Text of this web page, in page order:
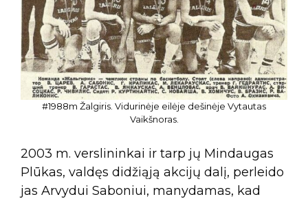
#1988m Žalgiris. Vidurinėje eilėje dešinėje Vytautas
Vaikšnoras.
2003 m. verslininkai ir tarp jų Mindaugas
Plūkas, valdęs didžiąją akcijų dalį, perleido
jas Arvydui Saboniui, manydamas, kad